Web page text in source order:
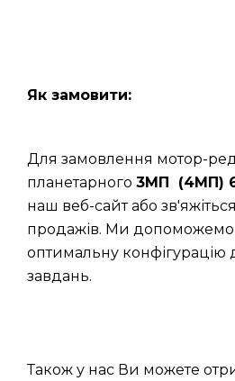
Як замовити:
Для замовлення мотор-
планетарного 3МП (4МП)
наш веб-сайт або
продажів. Ми допоможемо
оптимальну конфігурацію
завдань.
Також у нас Ви можете